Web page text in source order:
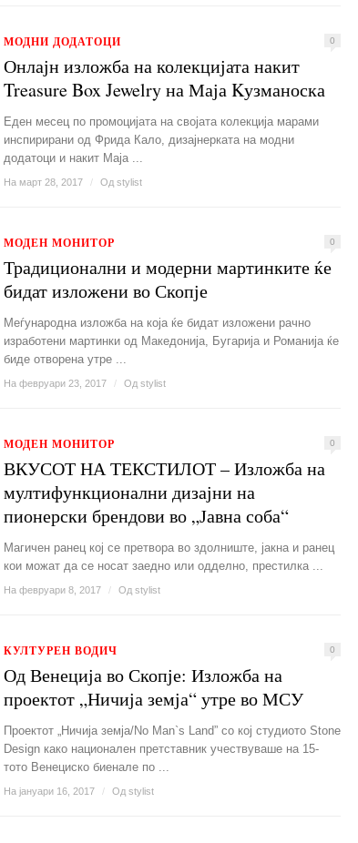
МОДНИ ДОДАТОЦИ 0
Онлајн изложба на колекцијата накит
Treasure Box Jewelry на Маја Kузманоска
Еден месец по промоцијата на својата колекција марами
инспирирани од Фрида Кало, дизајнерката на модни
додатоци и накит Маја ...
На март 28, 2017 / Од stylist
МОДЕН МОНИТОР 0
Традиционални и модерни мартинките ќе
бидат изложени во Скопје
Меѓународна изложба на која ќе бидат изложени рачно
изработени мартинки од Македонија, Бугарија и Романија ќе
биде отворена утре ...
На февруари 23, 2017 / Од stylist
МОДЕН МОНИТОР 0
ВКУСОТ НА ТЕКСТИЛОТ – Изложба на
мултифункционални дизајни на
пионерски брендови во „Јавна соба“
Магичен ранец кој се претвора во здолниште, јакна и ранец
кои можат да се носат заедно или одделно, престилка ...
На февруари 8, 2017 / Од stylist
КУЛТУРЕН ВОДИЧ 0
Од Венеција во Скопје: Изложба на
проектот „Ничија земја“ утре во МСУ
Проектот „Ничија земја/No Man`s Land” со кој студиото Stone
Design како национален претставник учествуваше на 15-
тото Венециско биенале по ...
На јануари 16, 2017 / Од stylist